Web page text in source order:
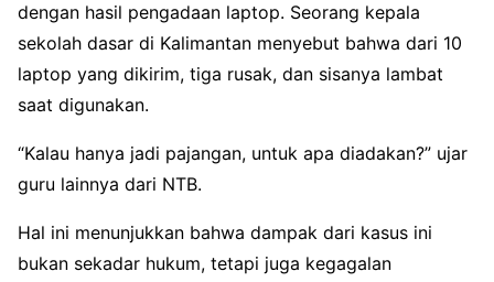
dengan hasil pengadaan laptop. Seorang kepala
sekolah dasar di Kalimantan menyebut bahwa dari 10
laptop yang dikirim, tiga rusak, dan sisanya lambat
saat digunakan.
“Kalau hanya jadi pajangan, untuk apa diadakan?” ujar
guru lainnya dari NTB.
Hal ini menunjukkan bahwa dampak dari kasus ini
bukan sekadar hukum, tetapi juga kegagalan